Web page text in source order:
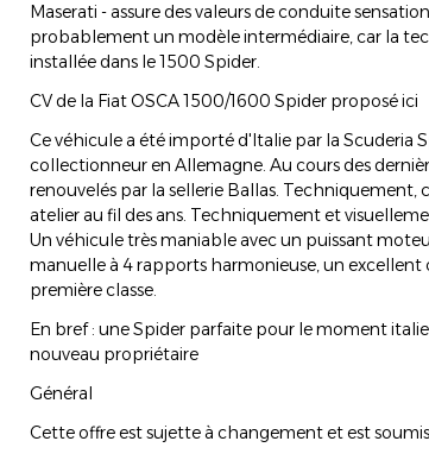
Maserati - assure des valeurs de conduite
probablement un modèle intermédiaire, car la
installée dans le 1500 Spider.
CV de la Fiat OSCA 1500/1600 Spider proposé ici
Ce véhicule a été importé d'Italie par la Scuderia
collectionneur en Allemagne. Au cours des
renouvelés par la sellerie Ballas.
atelier au fil des ans. Techniquement et
Un véhicule très maniable avec un puissant
manuelle à 4 rapports harmonieuse, un excellent
première classe.
En bref : une Spider parfaite pour le moment
nouveau propriétaire
Général
Cette offre est sujette à changement et est